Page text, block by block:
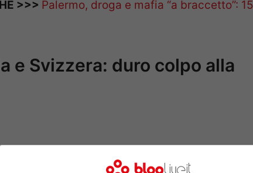
>>> Palermo, droga e mafia “a braccetto”: 15
e Svizzera: duro colpo alla